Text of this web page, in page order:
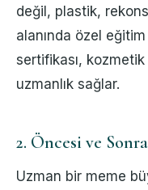
değil, plastik,
alanında özel eğitim
sertifikası,
uzmanlık sağlar.
2. Öncesi ve
Uzman bir meme